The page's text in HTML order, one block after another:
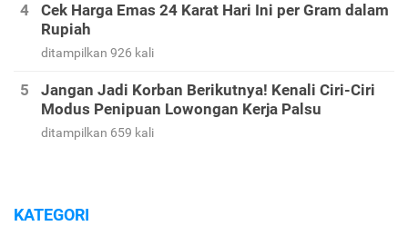
Cek Harga Emas 24 Karat Hari Ini per Gram dalam
Rupiah
ditampilkan 926 kali
Jangan Jadi Korban Berikutnya! Kenali Ciri-Ciri
Modus Penipuan Lowongan Kerja Palsu
ditampilkan 659 kali
KATEGORI